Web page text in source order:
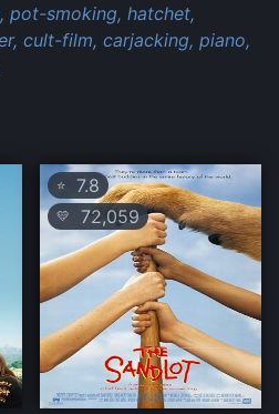
pot-smoking, hatchet,
cult-film, carjacking, piano,
⭐ 7.8
💛 72,059